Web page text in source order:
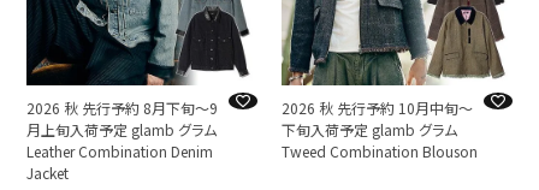
2026 秋 先行予約 8月下旬～9
月上旬入荷予定 glamb グラム
Leather Combination Denim
Jacket
2026 秋 先行予約 10月中旬～
下旬入荷予定 glamb グラム
Tweed Combination Blouson